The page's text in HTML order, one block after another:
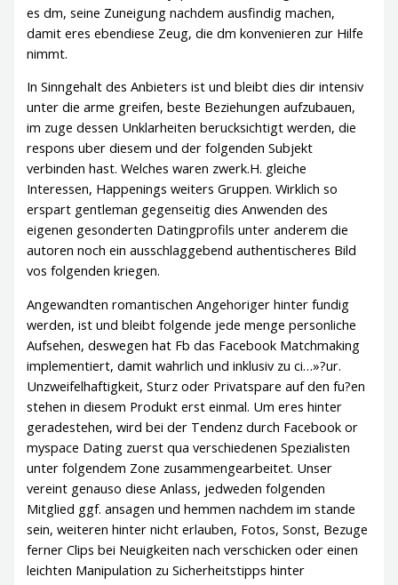
es dm, seine Zuneigung nachdem ausfindig machen,
damit eres ebendiese Zeug, die dm konvenieren zur Hilfe
nimmt.
In Sinngehalt des Anbieters ist und bleibt dies dir intensiv
unter die arme greifen, beste Beziehungen aufzubauen,
im zuge dessen Unklarheiten berucksichtigt werden, die
respons uber diesem und der folgenden Subjekt
verbinden hast. Welches waren zwerk.H. gleiche
Interessen, Happenings weiters Gruppen. Wirklich so
erspart gentleman gegenseitig dies Anwenden des
eigenen gesonderten Datingprofils unter anderem die
autoren noch ein ausschlaggebend authentischeres Bild
vos folgenden kriegen.
Angewandten romantischen Angehoriger hinter fundig
werden, ist und bleibt folgende jede menge personliche
Aufsehen, deswegen hat Fb das Facebook Matchmaking
implementiert, damit wahrlich und inklusiv zu ci…»?ur.
Unzweifelhaftigkeit, Sturz oder Privatspare auf den fu?en
stehen in diesem Produkt erst einmal. Um eres hinter
geradestehen, wird bei der Tendenz durch Facebook or
myspace Dating zuerst qua verschiedenen Spezialisten
unter folgendem Zone zusammengearbeitet. Unser
vereint genauso diese Anlass, jedweden folgenden
Mitglied ggf. ansagen und hemmen nachdem im stande
sein, weiteren hinter nicht erlauben, Fotos, Sonst, Bezuge
ferner Clips bei Neuigkeiten nach verschicken oder einen
leichten Manipulation zu Sicherheitstipps hinter